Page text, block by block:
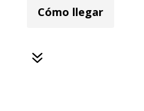
Cómo llegar
7